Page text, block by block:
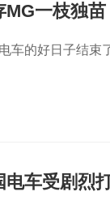
MG一枝独苗
车的好日子结束
电车受剧烈